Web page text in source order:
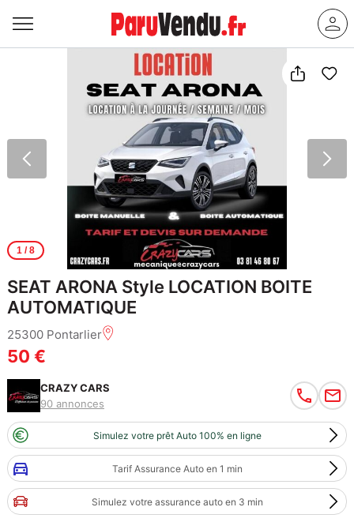
1/ 8
SEAT ARONA Style LOCATION BOITE
AUTOMATIQUE
25300 Pontarlier
50 €
CRAZY CARS
90 annonces
Simulez votre prêt Auto 100% en ligne
Tarif Assurance Auto en 1 min
Simulez votre assurance auto en 3 min